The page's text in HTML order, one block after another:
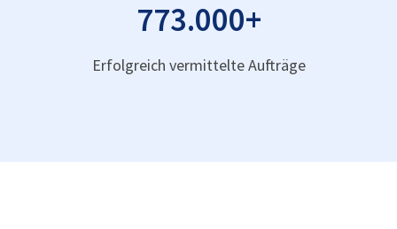
773.000+
Erfolgreich vermittelte Aufträge